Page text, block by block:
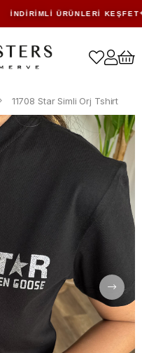
İNDIRIMLI ÜRÜNLERI KEŞFET
11708 Star Simli Orj Tshirt